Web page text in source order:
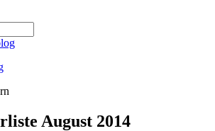
August 2014